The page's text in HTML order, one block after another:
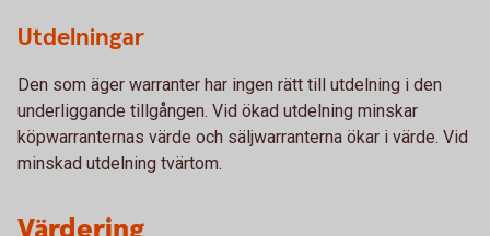
Utdelningar
Den som äger warranter har ingen rätt till utdelning i den
underliggande tillgången. Vid ökad utdelning minskar
köpwarranternas värde och säljwarranterna ökar i värde. Vid
minskad utdelning tvärtom.